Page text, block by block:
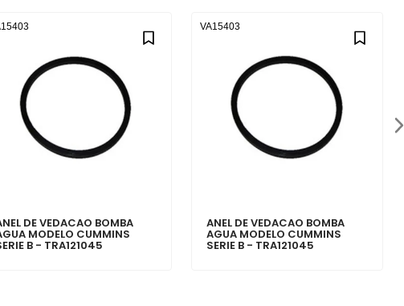
DE VEDACAO BOMBA
MODELO CUMMINS
B - TRA121045
ANEL DE VEDACAO BOMBA
AGUA MODELO CUMMINS
SERIE B - TRA121045
VA15403